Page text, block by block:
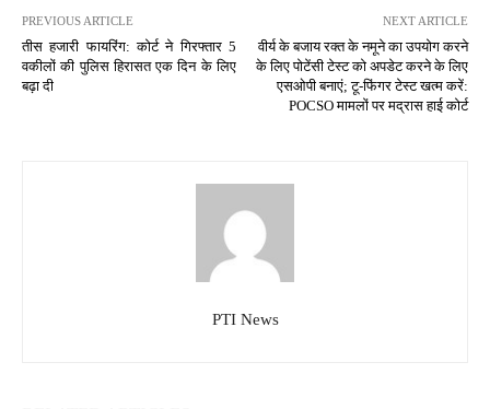
PREVIOUS ARTICLE
तीस हजारी फायरिंग: कोर्ट ने गिरफ्तार 5
वकीलों की पुलिस हिरासत एक दिन के लिए
बढ़ा दी
NEXT ARTICLE
वीर्य के बजाय रक्त के नमूने का उपयोग करने
के लिए पोटेंसी टेस्ट को अपडेट करने के लिए
एसओपी बनाएं; टू-फिंगर टेस्ट खत्म करें:
POCSO मामलों पर मद्रास हाई कोर्ट
PTI News